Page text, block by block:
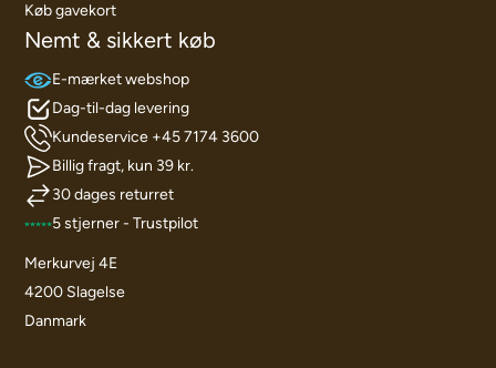
Køb gavekort
Nemt & sikkert køb
E-mærket webshop
Dag-til-dag levering
Kundeservice +45 7174 3600
Billig fragt, kun 39 kr.
30 dages returret
5 stjerner - Trustpilot
Merkurvej 4E
4200 Slagelse
Danmark